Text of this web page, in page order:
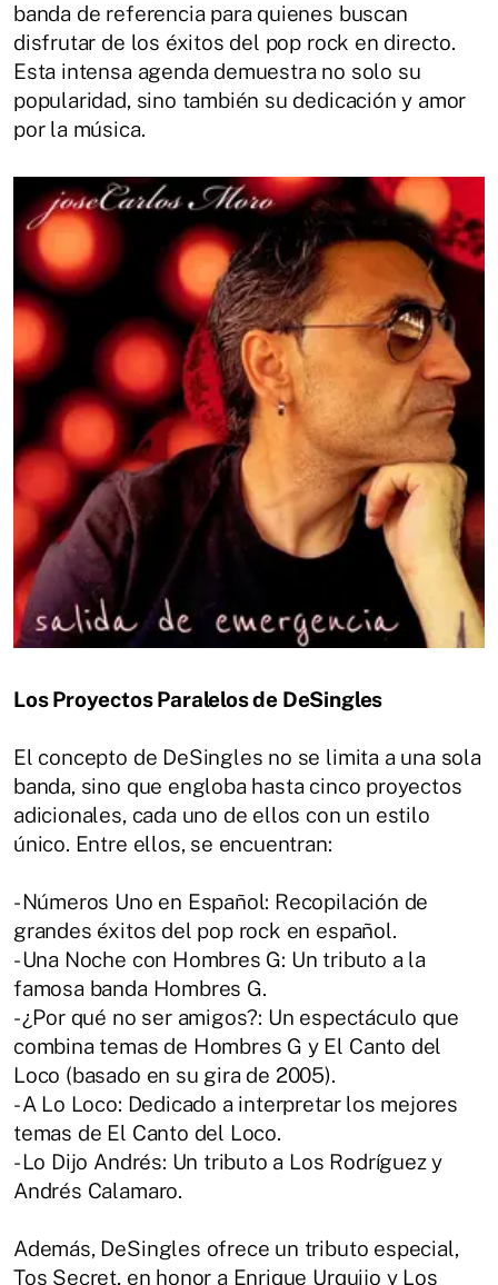
banda de referencia para quienes buscan
disfrutar de los éxitos del pop rock en directo.
Esta intensa agenda demuestra no solo su
popularidad, sino también su dedicación y amor
por la música.
Los Proyectos Paralelos de DeSingles
El concepto de DeSingles no se limita a una sola
banda, sino que engloba hasta cinco proyectos
adicionales, cada uno de ellos con un estilo
único. Entre ellos, se encuentran:
- Números Uno en Español: Recopilación de
grandes éxitos del pop rock en español.
- Una Noche con Hombres G: Un tributo a la
famosa banda Hombres G.
- ¿Por qué no ser amigos?: Un espectáculo que
combina temas de Hombres G y El Canto del
Loco (basado en su gira de 2005).
- A Lo Loco: Dedicado a interpretar los mejores
temas de El Canto del Loco.
- Lo Dijo Andrés: Un tributo a Los Rodríguez y
Andrés Calamaro.
Además, DeSingles ofrece un tributo especial,
Tos Secret, en honor a Enrique Urquijo y Los